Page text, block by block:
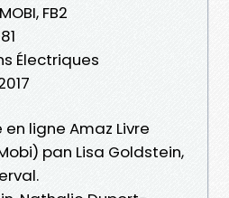
FB2
Électriques
ligne Amaz Livre
pan Lisa Goldstein,